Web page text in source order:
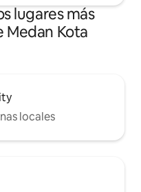
lugares más
Medan Kota
locales